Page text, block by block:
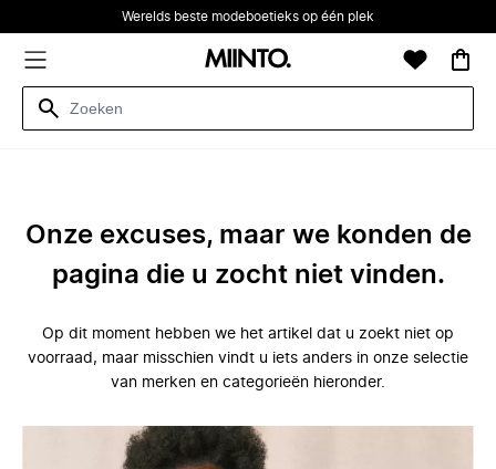
Werelds beste modeboetieks op één plek
Onze excuses, maar we konden de
pagina die u zocht niet vinden.
Op dit moment hebben we het artikel dat u zoekt niet op
voorraad, maar misschien vindt u iets anders in onze selectie
van merken en categorieën hieronder.